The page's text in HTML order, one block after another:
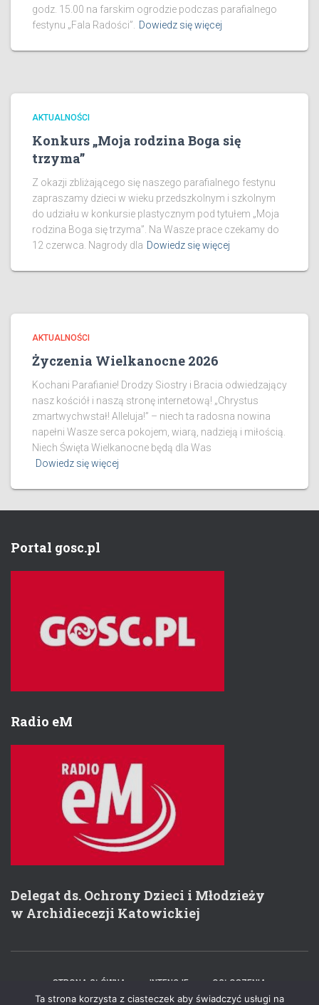
godz. 15.00 na farskim ogrodzie podczas parafialnego
festynu „Fala Radości”.
Dowiedz się więcej
AKTUALNOŚCI
Konkurs „Moja rodzina Boga się
trzyma”
Z okazji zbliżającego się naszego parafialnego festynu
zapraszamy dzieci w wieku przedszkolnym i szkolnym
do udziału w konkursie plastycznym pod tytułem „Moja
rodzina Boga się trzyma”. Na Wasze prace czekamy do
12 czerwca. Nagrody dla Dowiedz się więcej
AKTUALNOŚCI
Życzenia Wielkanocne 2026
Kochani Parafianie! Drodzy Siostry i Bracia odwiedzający
nasz kościół i naszą stronę internetową! „Chrystus
zmartwychwstał! Alleluja!” – niech ta radosna nowina
napełni Wasze serca pokojem, wiarą, nadzieją i miłością.
Niech Święta Wielkanocne będą dla Was
Dowiedz się więcej
Portal gosc.pl
Radio eM
Delegat ds. Ochrony Dzieci i Młodzieży
w Archidiecezji Katowickiej
STRONA GŁÓWNA INTENCJE OGŁOSZENIA
Ta strona korzysta z ciasteczek aby świadczyć usługi na